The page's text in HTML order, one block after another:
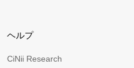
ヘルプ
CiNii Research